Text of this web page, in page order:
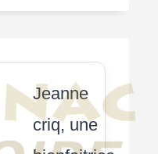
Jeanne
criq, une